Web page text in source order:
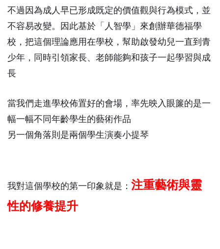
不過因為成人早已形成既定的價值觀與行為模式，並
不容易改變。因此基於「人智學」來創辦華德福學
校，把這個理論應用在學校，幫助啟發幼兒一直到青
少年，同時引領家長、老師能夠和孩子一起學習與成
長
當我們走進學校佈置好的會場，率先映入眼簾的是一
幅一幅不同年齡學生的藝術作品
另一個角落則是兩個學生演奏小提琴
我對這個學校的第一印象就是： 注重藝術與靈
性的修養提升